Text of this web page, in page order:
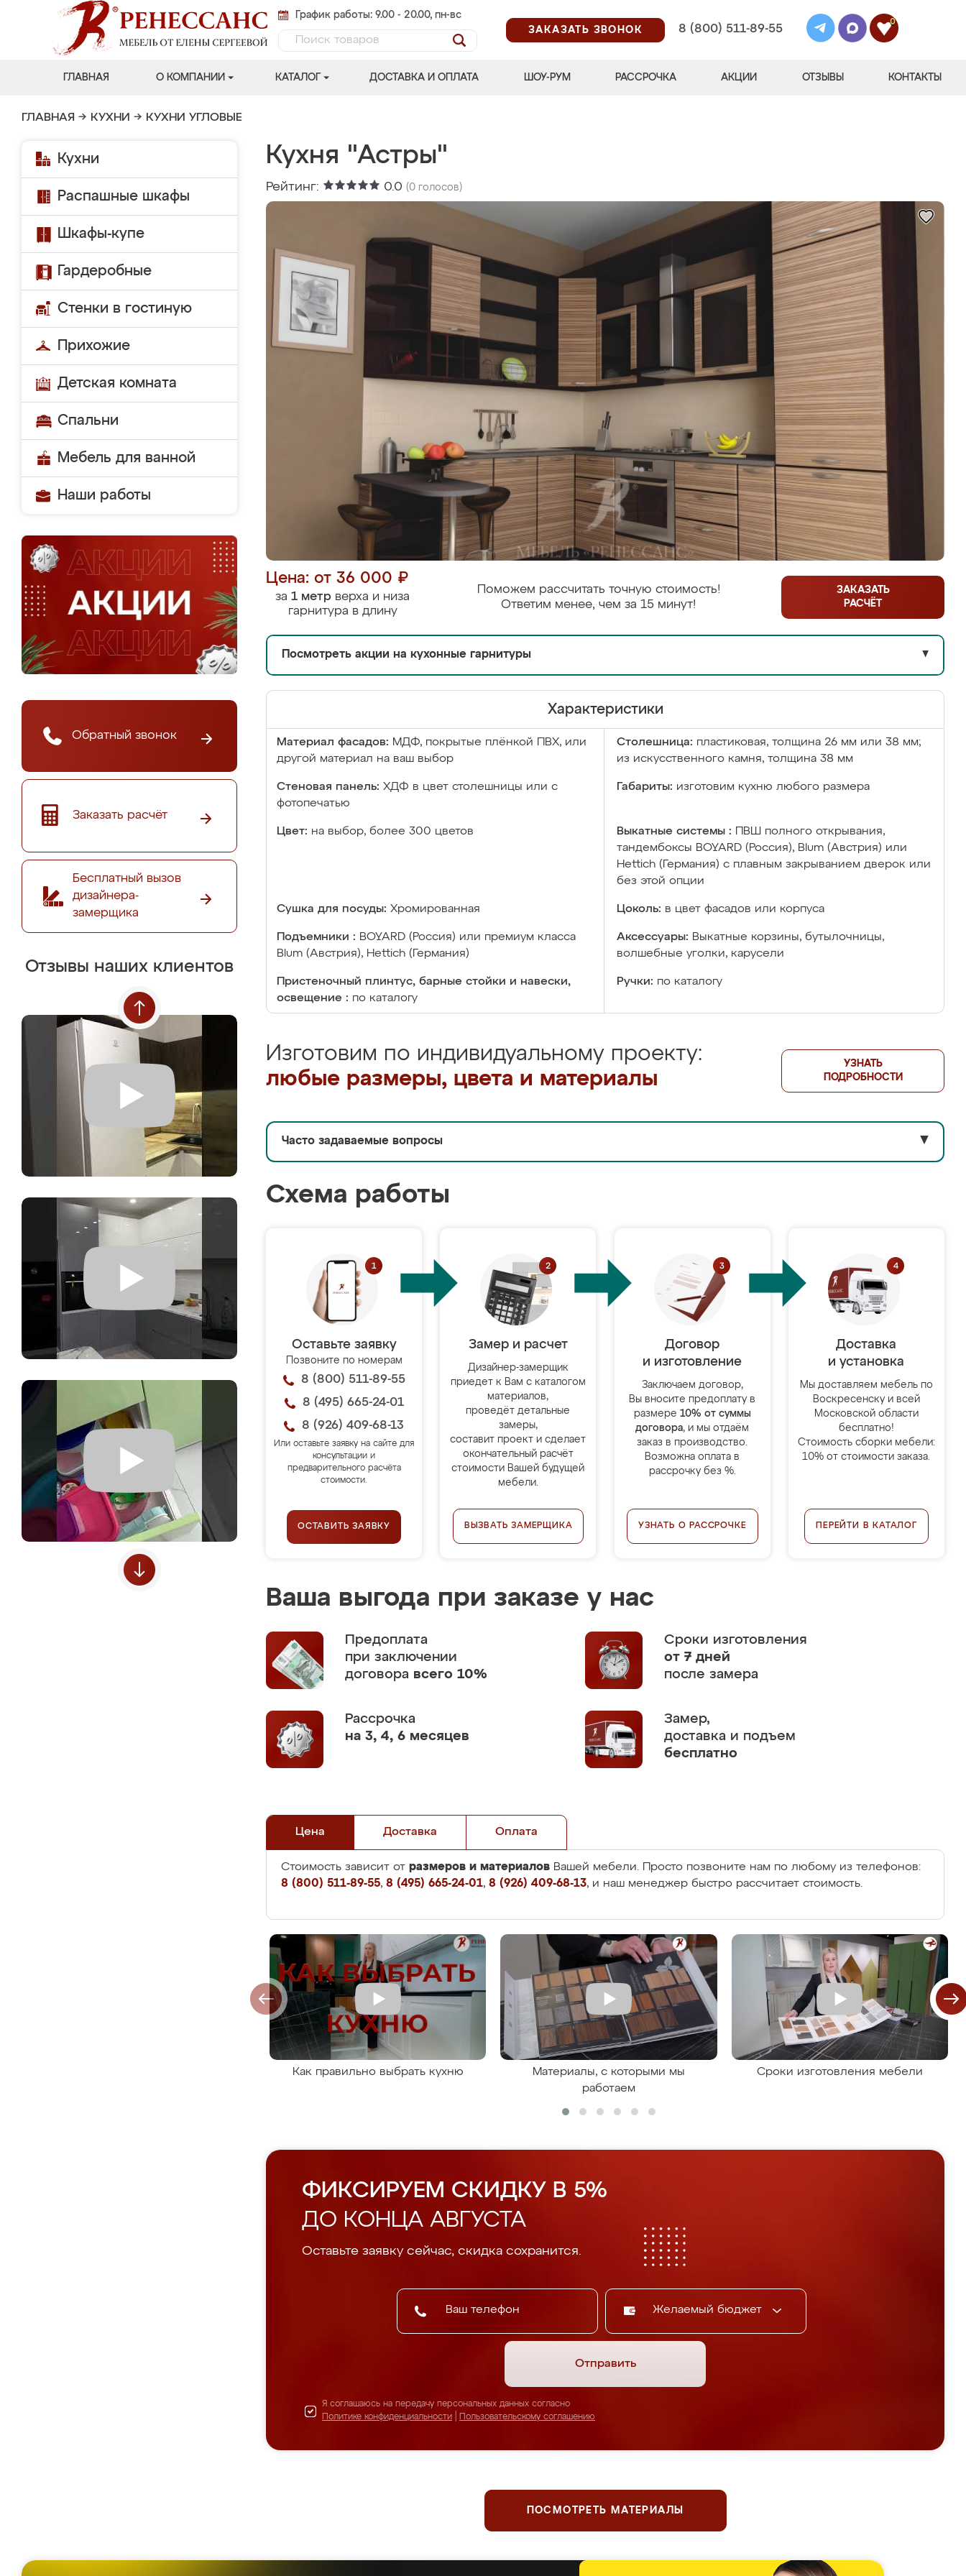
График работы: 9.00 - 20.00, пн-вс
ЗАКАЗАТЬ ЗВОНОК
8 (800) 511-89-55
0
ГЛАВНАЯ О КОМПАНИИ КАТАЛОГ ДОСТАВКА И ОПЛАТА ШОУ-РУМ РАССРОЧКА АКЦИИ ОТЗЫВЫ КОНТАКТЫ
ГЛАВНАЯ → КУХНИ → КУХНИ УГЛОВЫЕ
Кухни
Распашные шкафы
Шкафы-купе
Гардеробные
Стенки в гостиную
Прихожие
Детская комната
Спальни
Мебель для ванной
Наши работы
Обратный звонок
Заказать расчёт
Бесплатный вызов
дизайнера-
замерщика
Отзывы наших клиентов
Кухня "Астры"
Рейтинг: 0.0 (0 голосов)
Цена: от 36 000 ₽
за 1 метр верха и низа
гарнитура в длину
Поможем рассчитать точную стоимость!
Ответим менее, чем за 15 минут!
ЗАКАЗАТЬ
РАСЧЁТ
Посмотреть акции на кухонные гарнитуры ▼
Характеристики
Материал фасадов: МДФ, покрытые плёнкой ПВХ, или
другой материал на ваш выбор
Столешница: пластиковая, толщина 26 мм или 38 мм;
из искусственного камня, толщина 38 мм
Стеновая панель: ХДФ в цвет столешницы или с
фотопечатью
Габариты: изготовим кухню любого размера
Цвет: на выбор, более 300 цветов Выкатные системы :
ПВШ полного открывания,
тандембоксы BOYARD (Россия), Blum (Австрия) или
Hettich (Германия) с плавным закрыванием дверок или
без этой опции
Сушка для посуды: Хромированная Цоколь: в цвет фасадов или корпуса
Подъемники : BOYARD (Россия) или премиум класса
Blum (Австрия), Hettich (Германия)
Аксессуары: Выкатные корзины, бутылочницы,
волшебные уголки, карусели
Пристеночный плинтус, барные стойки и навески,
освещение : по каталогу
Ручки: по каталогу
Изготовим по индивидуальному проекту:
любые размеры, цвета и материалы
УЗНАТЬ
ПОДРОБНОСТИ
Часто задаваемые вопросы ▼
Схема работы
Оставьте заявку
Позвоните по номерам
8 (800) 511-89-55
8 (495) 665-24-01
8 (926) 409-68-13
Или оставьте заявку на сайте для
консультации и
предварительного расчёта
стоимости.
ОСТАВИТЬ ЗАЯВКУ
Замер и расчет
Дизайнер-замерщик
приедет к Вам с каталогом
материалов,
проведёт детальные
замеры,
составит проект и сделает
окончательный расчёт
стоимости Вашей будущей
мебели.
ВЫЗВАТЬ ЗАМЕРЩИКА
Договор
и изготовление
Заключаем договор,
Вы вносите предоплату в
размере 10% от суммы
договора, и мы отдаём
заказ в производство.
Возможна оплата в
рассрочку без %.
УЗНАТЬ О РАССРОЧКЕ
Доставка
и установка
Мы доставляем мебель по
Воскресенску и всей
Московской области
бесплатно!
Стоимость сборки мебели:
10% от стоимости заказа.
ПЕРЕЙТИ В КАТАЛОГ
Ваша выгода при заказе у нас
Предоплата
при заключении
договора всего 10%
Сроки изготовления
от 7 дней
после замера
Рассрочка
на 3, 4, 6 месяцев
Замер,
доставка и подъем
бесплатно
Цена Доставка Оплата
Стоимость зависит от размеров и материалов Вашей мебели. Просто позвоните нам по любому из телефонов:
8 (800) 511-89-55, 8 (495) 665-24-01, 8 (926) 409-68-13, и наш менеджер быстро рассчитает стоимость.
Как правильно выбрать кухню
Материалы, с которыми мы
работаем
Сроки изготовления мебели
ФИКСИРУЕМ СКИДКУ В 5%
ДО КОНЦА АВГУСТА
Оставьте заявку сейчас, скидка сохранится.
Желаемый бюджет
Отправить
Я соглашаюсь на передачу персональных данных согласно
Политике конфиденциальности
Пользовательскому соглашению
ПОСМОТРЕТЬ МАТЕРИАЛЫ